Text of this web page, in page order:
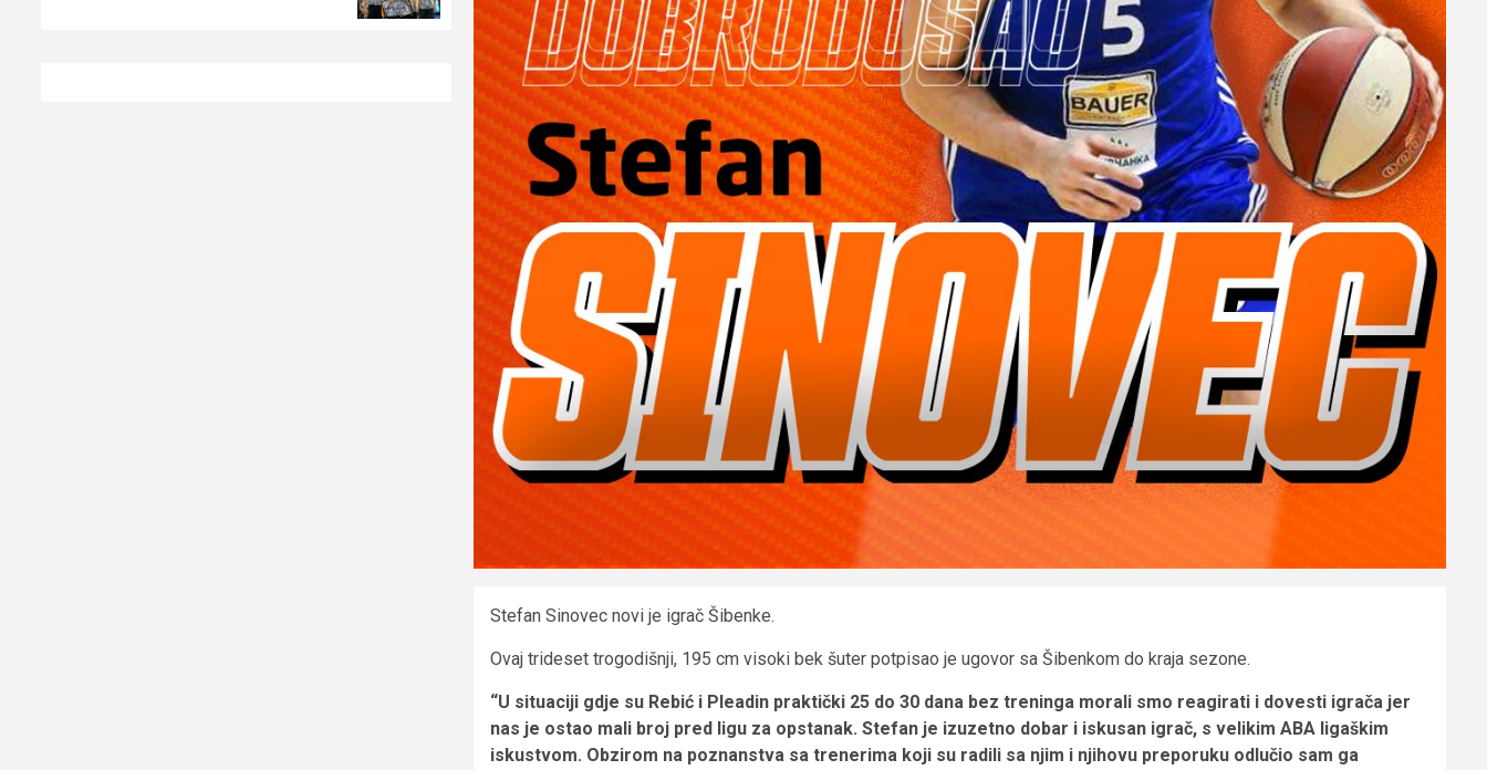
Stefan Sinovec novi je igrač Šibenke.
Ovaj trideset trogodišnji, 195 cm visoki bek šuter potpisao je ugovor sa Šibenkom do kraja sezone.
“U situaciji gdje su Rebić i Pleadin praktički 25 do 30 dana bez treninga morali smo reagirati i dovesti igrača jer
nas je ostao mali broj pred ligu za opstanak. Stefan je izuzetno dobar i iskusan igrač, s velikim ABA ligaškim
iskustvom. Obzirom na poznanstva sa trenerima koji su radili sa njim i njihovu preporuku odlučio sam ga